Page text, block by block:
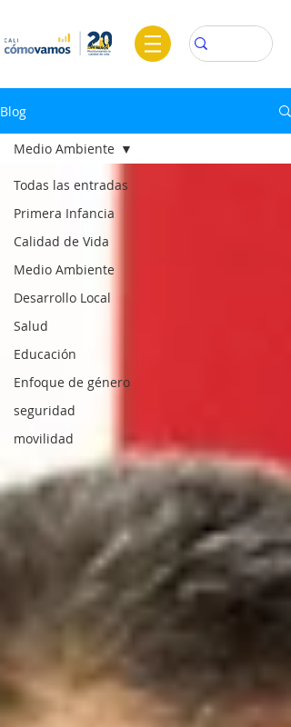
Blog
Todas las entradas
Primera Infancia
Calidad de Vida
Medio Ambiente
Desarrollo Local
Salud
Educación
Enfoque de género
seguridad
movilidad
Medio Ambiente